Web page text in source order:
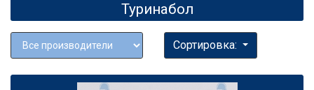
Туринабол
Сортировка: